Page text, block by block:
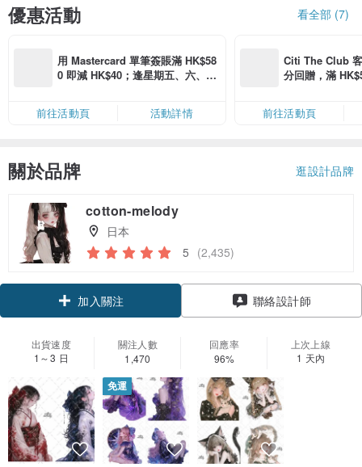
優惠活動 看全部 (7)
用 Mastercard 單筆簽賬滿 HK$58
0 即減 HK$40；逢星期五、六、日
卡」結帳）
前往活動頁 活動詳情
Citi The Club
分回贈，滿
前往活動頁
關於品牌 逛設計品牌
cotton-melody
日本
5 (2,435)
加入關注 聯絡設計師
出貨速度
1～3 日
關注人數
1,470
回應率
96%
上次上線
1 天內
免運